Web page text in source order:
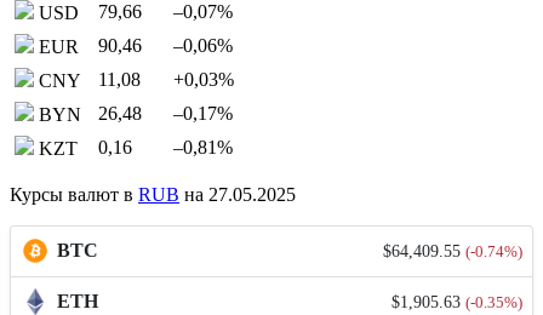
USD
79,66 –0,07%
EUR
90,46 –0,06%
CNY
11,08 +0,03%
BYN
26,48 –0,17%
KZT
0,16 –0,81%
Курсы валют в RUB на 27.05.2025
BTC $64,409.55 (-0.74%)
ETH $1,905.63 (-0.35%)